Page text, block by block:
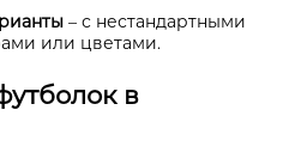
– с нестандартными
или цветами.
в